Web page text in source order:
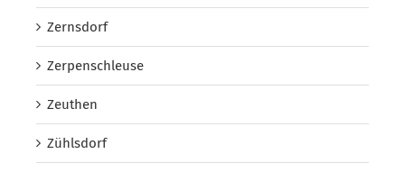
Zernsdorf
Zerpenschleuse
Zeuthen
Zühlsdorf